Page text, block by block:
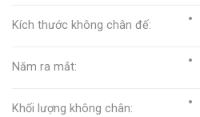
Kích thước không chân đế:
Năm ra mắt:
Khối lượng không chân: